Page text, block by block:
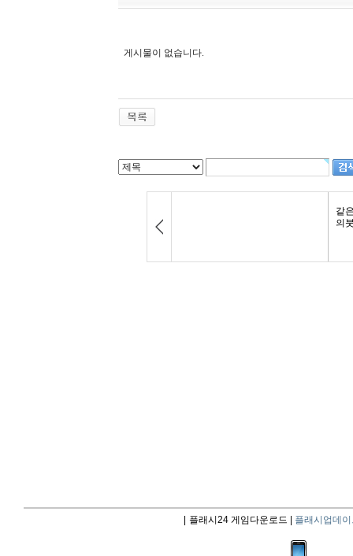
게시물이 없습니다.
플래시24 게임다운로드 | 플래시업데이